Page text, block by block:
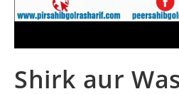
Shirk aur